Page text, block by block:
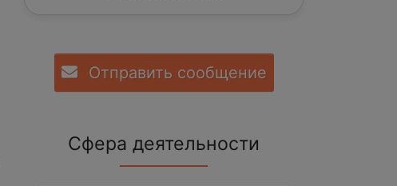
Отправить сообщение
Сфера деятельности